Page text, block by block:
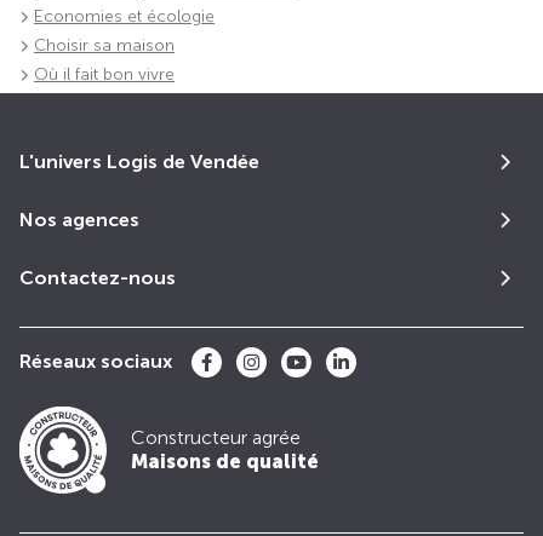
Economies et écologie
Choisir sa maison
Où il fait bon vivre
L'univers Logis de Vendée
Nos agences
Contactez-nous
Réseaux sociaux
Constructeur agrée
Maisons de qualité